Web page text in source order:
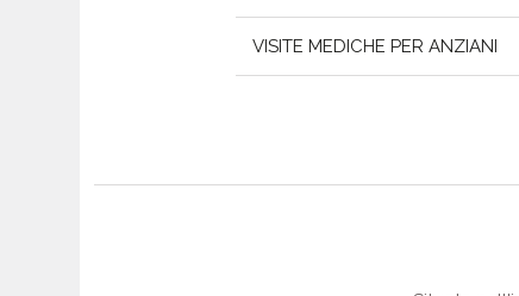
VISITE MEDICHE PER ANZIANI